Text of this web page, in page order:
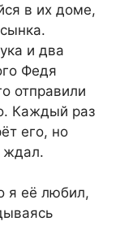
в их доме,
и два
Федя
отправили
Каждый раз
его, но
ждал.
я её любил,